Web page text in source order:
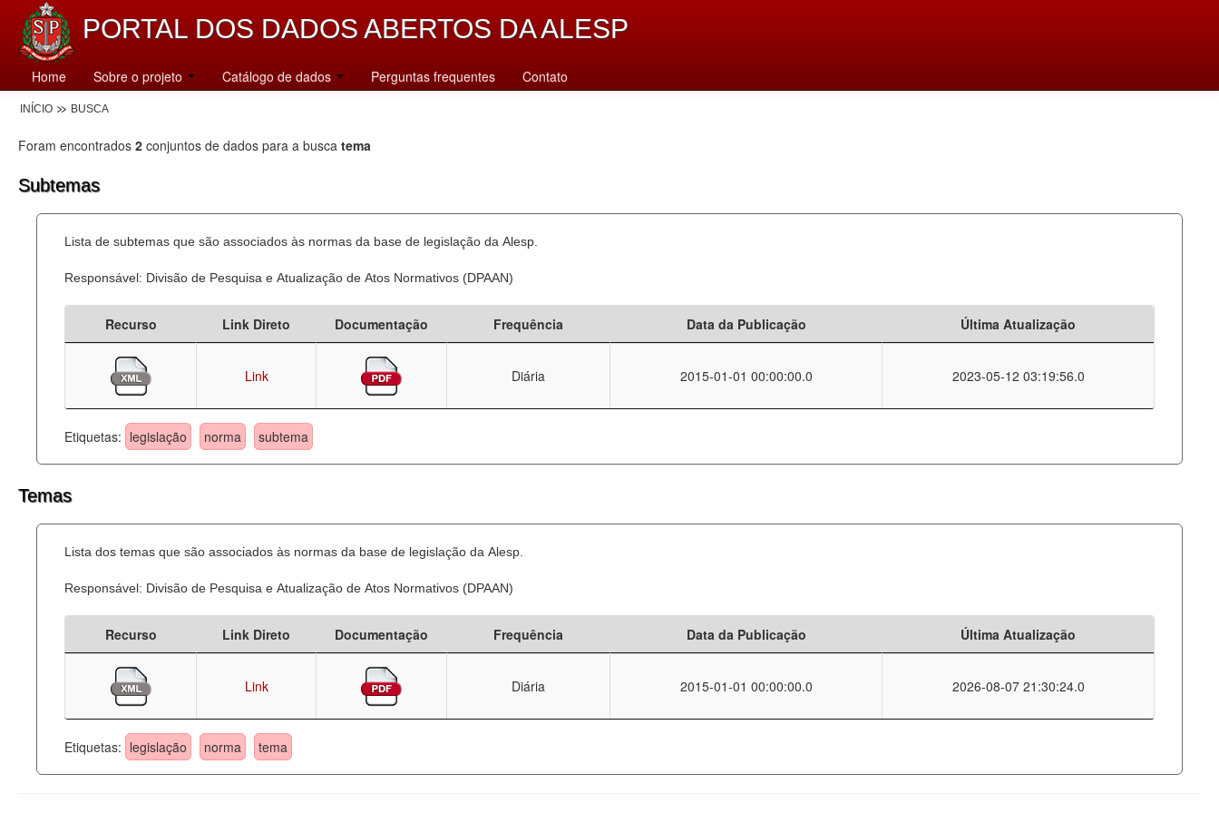
PORTAL DOS DADOS ABERTOS DA ALESP
Home Sobre o projeto Catálogo de dados Perguntas frequentes Contato
INÍCIO BUSCA
Foram encontrados 2 conjuntos de dados para a busca tema
Subtemas
Lista de subtemas que são associados às normas da base de legislação da Alesp.
Responsável: Divisão de Pesquisa e Atualização de Atos Normativos (DPAAN)
Recurso Link Direto Documentação Frequência Data da Publicação Última Atualização
Link Diária 2015-01-01 00:00:00.0 2023-05-12 03:19:56.0
Etiquetas: legislação norma subtema
Temas
Lista dos temas que são associados às normas da base de legislação da Alesp.
Responsável: Divisão de Pesquisa e Atualização de Atos Normativos (DPAAN)
Recurso Link Direto Documentação Frequência Data da Publicação Última Atualização
Link Diária 2015-01-01 00:00:00.0 2026-08-07 21:30:24.0
Etiquetas: legislação norma tema